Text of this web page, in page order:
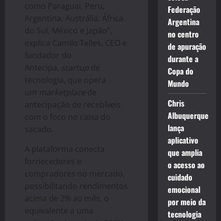
como Paraguai, Peru,
Argentina, Austrália, África
do Sul, México e Japão”,
explica Camilo Telles, CEO e
fundador do
Antecipa, startup de
tecnologia, que opera
um marketplace de
antecipação de recebíveis
com o foco no caixa do
sacado.
A plataforma conecta
fornecedores e
compradores no mercado,
possibilitando rendimentos
acima de 2% ao mês, o
equivalente a uma
Federação
Argentina
no centro
de apuração
durante a
Copa do
Mundo
Chris
Albuquerque
lança
aplicativo
que amplia
o acesso ao
cuidado
emocional
por meio da
tecnologia